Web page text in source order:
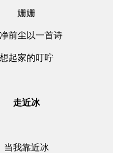
姗姗
前尘以一首诗
想起家的叮咛
走近冰
当我靠近冰